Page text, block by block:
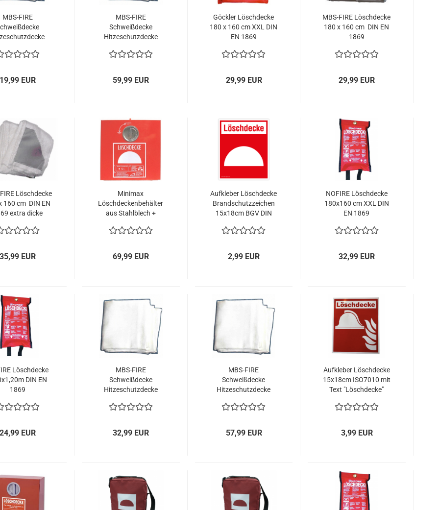
MBS-FIRE
bis 700°
19,99 EUR
MBS-FIRE
Schweißdecke
Hitzeschutzdecke
C, kurzzeitig: bis 700°
59,99 EUR
Göckler Löschdecke
180 x 160 cm XXL DIN
EN 1869
29,99 EUR
MBS-FIRE Löschdecke
180 x 160 cm DIN EN
1869
29,99 EUR
Löschdecke
160 cm DIN EN
extra dicke
35,99 EUR
Minimax
Löschdeckenbehälter
aus Stahlblech +
160x180cm extra
69,99 EUR
Aufkleber Löschdecke
Brandschutzzeichen
15x18cm BGV DIN
2,99 EUR
NOFIRE Löschdecke
180x160 cm XXL DIN
EN 1869
32,99 EUR
Löschdecke
DIN EN
1869
24,99 EUR
MBS-FIRE
Schweißdecke
Hitzeschutzdecke
C, kurzzeitig: bis 700°
32,99 EUR
MBS-FIRE
Schweißdecke
Hitzeschutzdecke
C, kurzzeitig: bis 1250°
57,99 EUR
Aufkleber Löschdecke
15x18cm ISO7010 mit
Text "Löschdecke"
3,99 EUR